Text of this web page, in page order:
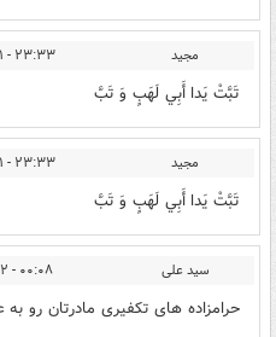
مجید ۲۳:۳۳ - ۱۳۹۳/۰۳/۲۱
تَبَّتْ يَدا أَبِي لَهَبٍ وَ تَبَّ
مجید ۲۳:۳۳ - ۱۳۹۳/۰۳/۲۱
تَبَّتْ يَدا أَبِي لَهَبٍ وَ تَبَّ
سید علی ۰۰:۰۸ - ۱۳۹۳/۰۳/۲۲
حرامزاده های تکفیری مادرتان رو به